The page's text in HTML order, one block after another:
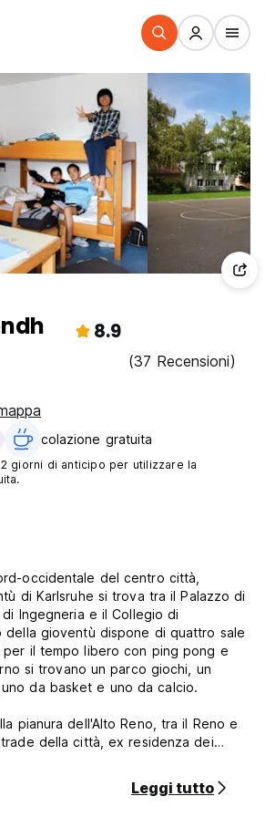
8.9
(37 Recensioni)
colazione gratuita‎
giorni di anticipo per utilizzare la
occidentale del centro città,
di Karlsruhe si trova tra il Palazzo di
Ingegneria e il Collegio di
della gioventù dispone di quattro sale
per il tempo libero con ping pong e
si trovano un parco giochi, un
da basket e uno da calcio.
pianura dell'Alto Reno, tra il Reno e
della città, ex residenza dei
parchi si estendono fino al centro
gallerie d'arte, teatri, il giardino
Leggi tutto